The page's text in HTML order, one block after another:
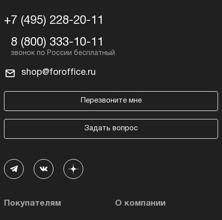
+7 (495) 228-20-11
8 (800) 333-10-11
shop@foroffice.ru
Перезвоните мне
Задать вопрос
Покупателям О компании